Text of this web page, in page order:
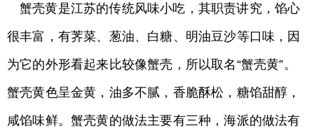
蟹壳黄是江苏的传统风味小吃，其职责讲究，馅心
很丰富，有荠菜、葱油、白糖、明油豆沙等口味，因
为它的外形看起来比较像蟹壳，所以取名“蟹壳黄”。
蟹壳黄色呈金黄，油多不腻，香脆酥松，糖馅甜醇，
咸馅味鲜。蟹壳黄的做法主要有三种，海派的做法有